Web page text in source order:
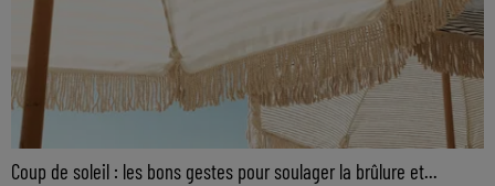
Coup de soleil : les bons gestes pour soulager la brûlure et...